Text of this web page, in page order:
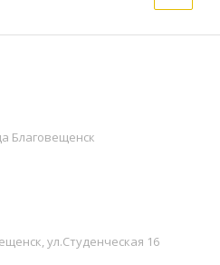
Благовещенск
ул.Студенческая 16